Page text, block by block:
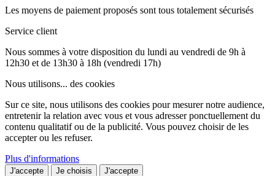
Les moyens de paiement proposés sont tous totalement sécurisés
Service client
Nous sommes à votre disposition du lundi au vendredi de 9h à
12h30 et de 13h30 à 18h (vendredi 17h)
Nous utilisons... des cookies
Sur ce site, nous utilisons des cookies pour mesurer notre audience,
entretenir la relation avec vous et vous adresser ponctuellement du
contenu qualitatif ou de la publicité. Vous pouvez choisir de les
accepter ou les refuser.
Plus d'informations
J'accepte Je choisis J'accepte